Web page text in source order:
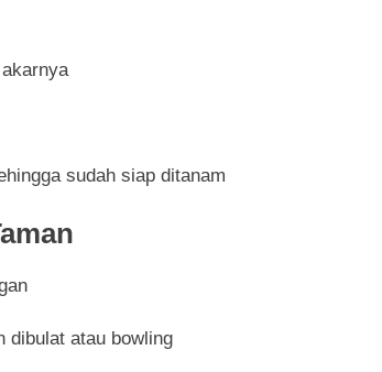
sudah siap ditanam
dibulat atau bowling